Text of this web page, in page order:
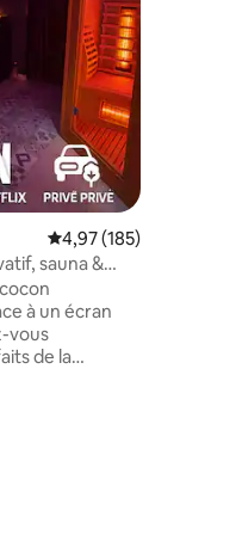
: 4,96 sur 5
Évaluation moyenne
4,97 (185)
sauna &
vous
de la
cadeau vous
encore